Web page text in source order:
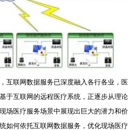
互联网数据服务已深度融入各行各业，医
于互联网的远程医疗系统，正逐步从理论
场医疗服务场景中展现出巨大的潜力和价
如何依托互联网数据服务，优化现场医疗